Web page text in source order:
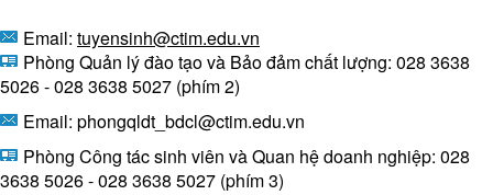
Email: tuyensinh@ctim.edu.vn
Phòng Quản lý đào tạo và Bảo đảm chất lượng: 028 3638
5026 - 028 3638 5027 (phím 2)
Email: phongqldt_bdcl@ctim.edu.vn
Phòng Công tác sinh viên và Quan hệ doanh nghiệp: 028
3638 5026 - 028 3638 5027 (phím 3)